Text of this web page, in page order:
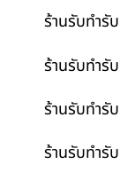
ร้านรับทำรั
ร้านรับทำรั
ร้านรับทำ
ร้านรับทำ